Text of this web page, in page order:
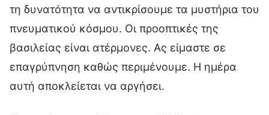
τη δυνατότητα να αντικρίσουμε τα μυστήρια του
πνευματικού κόσμου. Οι προοπτικές της
βασιλείας είναι ατέρμονες. Ας είμαστε σε
επαγρύπνηση καθώς περιμένουμε. Η ημέρα
αυτή αποκλείεται να αργήσει.